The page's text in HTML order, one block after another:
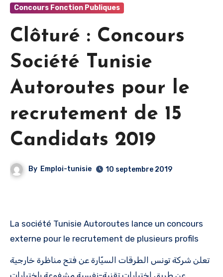
Concours Fonction Publiques
Clôturé : Concours
Société Tunisie
Autoroutes pour le
recrutement de 15
Candidats 2019
By Emploi-tunisie 10 septembre 2019
La société Tunisie Autoroutes lance un concours
externe pour le recrutement de plusieurs profils
تعلن شركة تونس الطرقات السيّارة عن فتح مناظرة خارجية
عن طريق اختبارات تقنية-نفسية مشفوعة باختبارات